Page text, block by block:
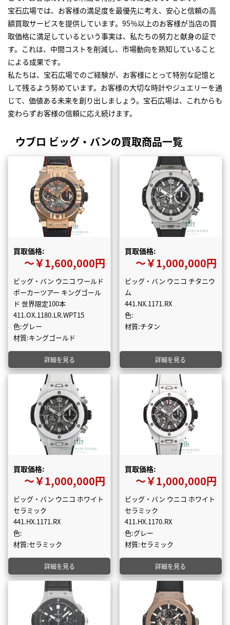
宝石広場では、お客様の満足度を最優先に考え、安心と信頼の高
額買取サービスを提供しています。95％以上のお客様が当店の買
取価格に満足しているという事実は、私たちの努力と献身の証で
す。これは、中間コストを削減し、市場動向を熟知していること
による成果です。
私たちは、宝石広場でのご経験が、お客様にとって特別な記憶と
して残るよう努めています。お客様の大切な時計やジュエリーを通
じて、価値ある未来を創り出しましょう。宝石広場は、これからも
変わらずお客様の信頼に応え続けます。
ウブロ ビッグ・バンの買取商品一覧
買取価格:
〜￥1,600,000円
ビッグ・バン ウニコ ワールド
ポーカーツアー キングゴール
ド 世界限定100本
411.OX.1180.LR.WPT15
色:グレー
材質:キングゴールド
詳細を見る
買取価格:
〜￥1,000,000円
ビッグ・バン ウニコ チタニウ
ム
441.NX.1171.RX
色:
材質:チタン
詳細を見る
買取価格:
〜￥1,000,000円
ビッグ・バン ウニコ ホワイト
セラミック
441.HX.1171.RX
色:
材質:セラミック
詳細を見る
買取価格:
〜￥1,000,000円
ビッグ・バン ウニコ ホワイト
セラミック
411.HX.1170.RX
色:グレー
材質:セラミック
詳細を見る